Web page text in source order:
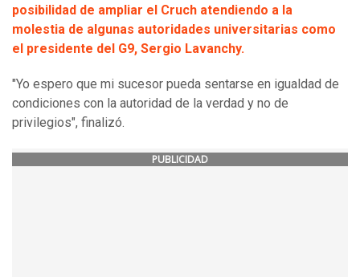
posibilidad de ampliar el Cruch atendiendo a la
molestia de algunas autoridades universitarias como
el presidente del G9, Sergio Lavanchy.
"Yo espero que mi sucesor pueda sentarse en igualdad de
condiciones con la autoridad de la verdad y no de
privilegios", finalizó.
PUBLICIDAD